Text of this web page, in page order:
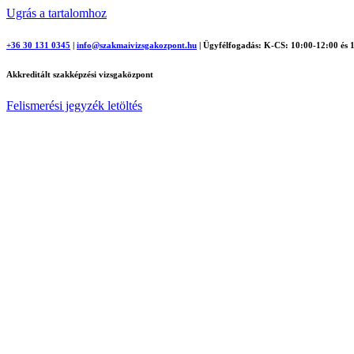
Ugrás a tartalomhoz
+36 30 131 0345 | info@szakmaivizsgakozpont.hu | Ügyfélfogadás: K-CS: 10:00-12:00 és
Akkreditált szakképzési vizsgaközpont
Felismerési jegyzék letöltés